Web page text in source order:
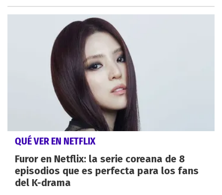
QUÉ VER EN NETFLIX
Furor en Netflix: la serie coreana de 8
episodios que es perfecta para los fans
del K-drama